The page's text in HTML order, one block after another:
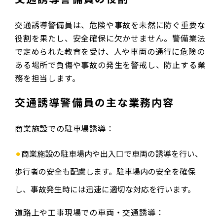
交通誘導警備員は、危険や事故を未然に防ぐ重要な
役割を果たし、安全確保に欠かせません。警備業法
で定められた教育を受け、人や車両の通行に危険の
ある場所で負傷や事故の発生を警戒し、防止する業
務を担当します。
交通誘導警備員の主な業務内容
商業施設での駐車場誘導：
商業施設の駐車場内や出入口で車両の誘導を行い、
歩行者の安全も配慮します。駐車場内の安全を確保
し、事故発生時には迅速に適切な対応を行います。
道路上や工事現場での車両・交通誘導：